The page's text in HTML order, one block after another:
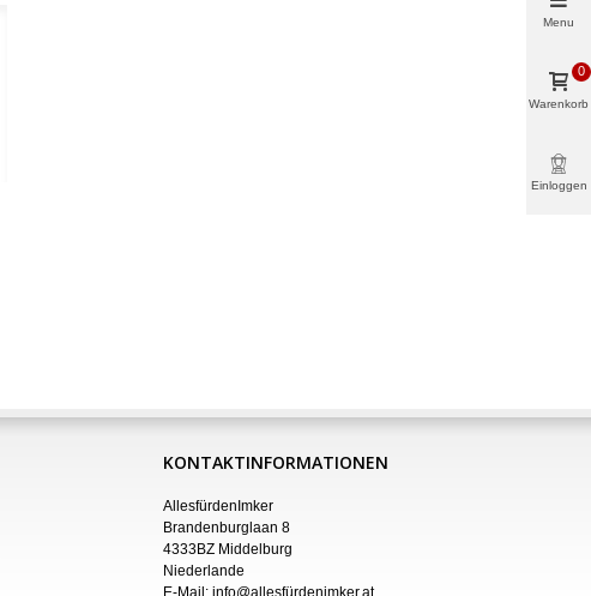
KONTAKTINFORMATIONEN
AllesfürdenImker
Brandenburglaan 8
4333BZ Middelburg
Niederlande
E-Mail: info@allesfürdenimker.at
Menu
Warenkorb
0
Einloggen